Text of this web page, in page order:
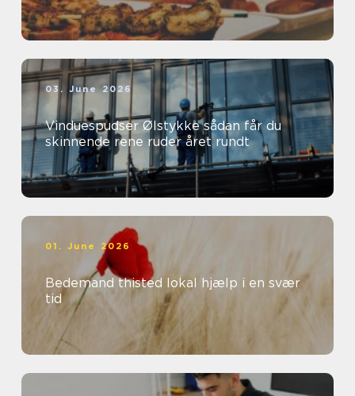
03. June 2026
Vinduespudser Ølstykke sådan får du
skinnende rene ruder året rundt
01. June 2026
Bedemand thisted lokal hjælp i en svær
tid